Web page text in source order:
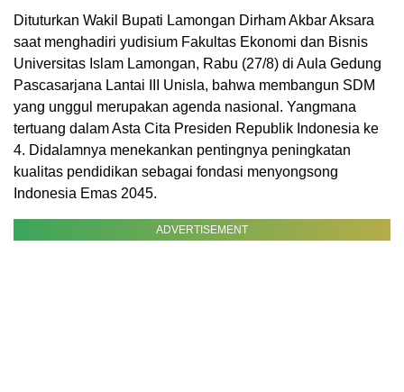
Dituturkan Wakil Bupati Lamongan Dirham Akbar Aksara
saat menghadiri yudisium Fakultas Ekonomi dan Bisnis
Universitas Islam Lamongan, Rabu (27/8) di Aula Gedung
Pascasarjana Lantai III Unisla, bahwa membangun SDM
yang unggul merupakan agenda nasional. Yangmana
tertuang dalam Asta Cita Presiden Republik Indonesia ke
4. Didalamnya menekankan pentingnya peningkatan
kualitas pendidikan sebagai fondasi menyongsong
Indonesia Emas 2045.
ADVERTISEMENT